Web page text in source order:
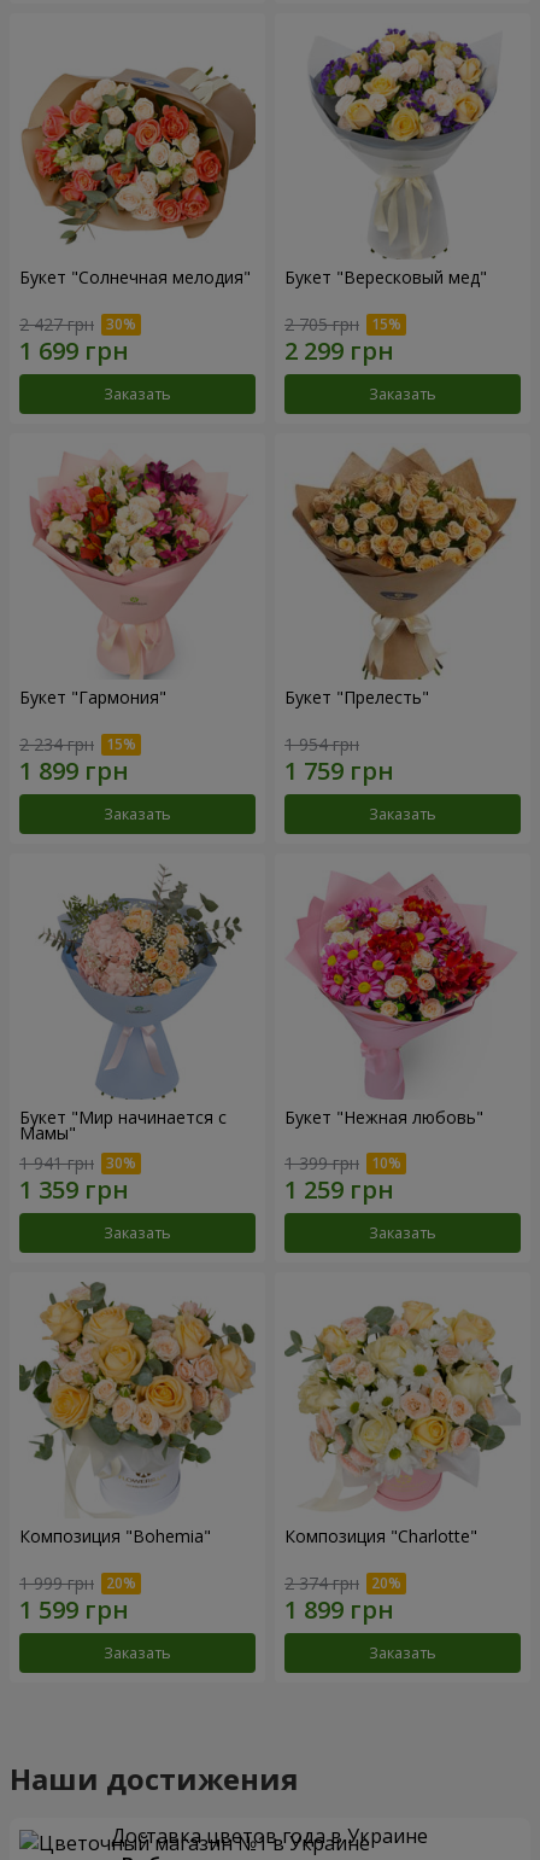
Букет "Солнечная мелодия"
2 427 грн
Заказать
Букет "Вересковый мед"
2 705 грн
Заказать
Букет "Гармония"
2 234 грн
Заказать
Букет "Прелесть"
1 954 грн
Заказать
Букет "Мир начинается с
Мамы"
1 941 грн
Заказать
Букет "Нежная любовь"
1 399 грн
Заказать
Композиция "Bohemia"
1 999 грн
Заказать
Композиция "Charlotte"
2 374 грн
Заказать
Наши достижения
Доставка цветов года в Украине